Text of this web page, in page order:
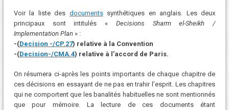
Voir la liste des documentssynthétiques en anglais. Les deux
principaux sont intitulés « Decisions Sharm el-Sheikh /
Implementation Plan » :
-(Decision -/CP.27) relative à la Convention
-(Decision-/CMA.4) relative à l’accord de Paris.
On résumera ci-après les points importants de chaque chapitre de
ces décisions en essayant de ne pas en trahir l’esprit. Les chapitres
qui ne comportent que les banalités habituelles ne sont mentionnés
que pour mémoire. La lecture de ces documents étant